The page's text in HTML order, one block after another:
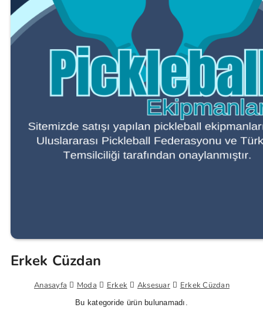
Erkek Cüzdan
Anasayfa Moda Erkek Aksesuar Erkek Cüzdan
Bu kategoride ürün bulunamadı.